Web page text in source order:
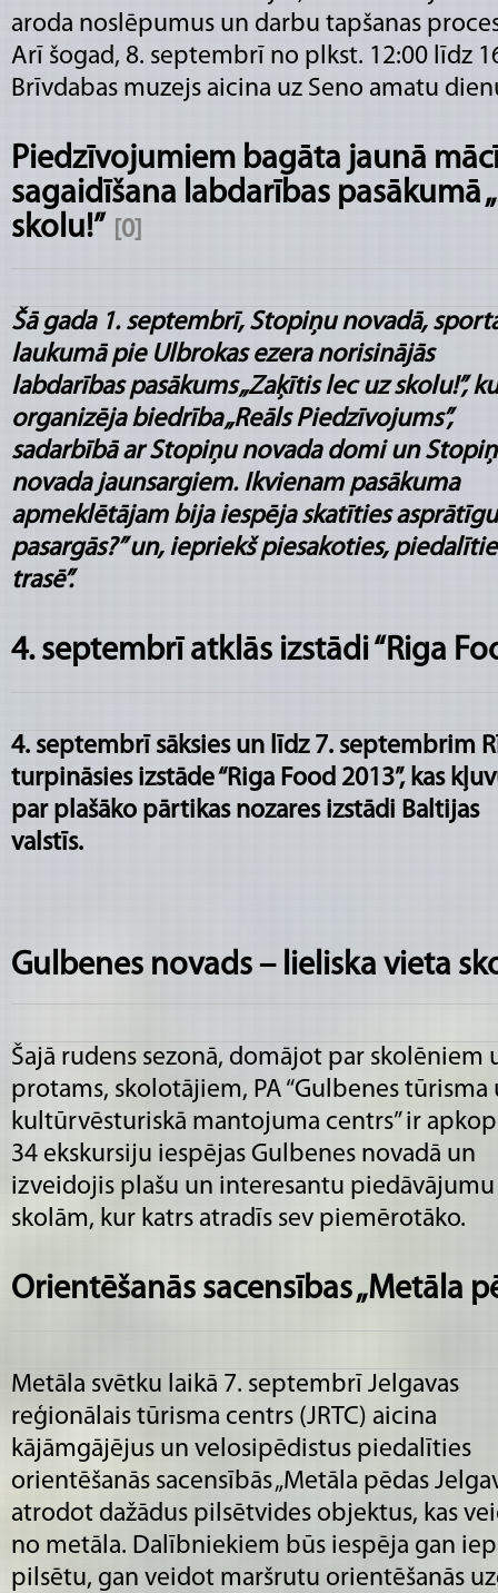
aroda noslēpumus un darbu tapšanas
Arī šogad, 8. septembrī no plkst. 12:00 līdz
Brīvdabas muzejs aicina uz Seno amatu
Piedzīvojumiem bagāta jaunā
sagaidīšana labdarības pasākumā
skolu!”
[0]
Šā gada 1. septembrī, Stopiņu novadā,
laukumā pie Ulbrokas ezera norisinājās
labdarības pasākums „Zaķītis lec uz skolu!”,
organizēja biedrība „Reāls Piedzīvojums”,
sadarbībā ar Stopiņu novada domi un
novada jaunsargiem. Ikvienam pasākuma
apmeklētājam bija iespēja skatīties
pasargās?” un, iepriekš piesakoties,
trasē”.
4. septembrī atklās izstādi “Riga
4. septembrī sāksies un līdz 7. septembrim
turpināsies izstāde “Riga Food 2013”, kas
par plašāko pārtikas nozares izstādi Baltijas
valstīs.
Gulbenes novads – lieliska vieta
Šajā rudens sezonā, domājot par skolēniem
protams, skolotājiem, PA “Gulbenes tūrisma
kultūrvēsturiskā mantojuma centrs” ir
34 ekskursiju iespējas Gulbenes novadā un
izveidojis plašu un interesantu piedāvājumu
skolām, kur katrs atradīs sev piemērotāko.
Orientēšanās sacensības „Metāla
Metāla svētku laikā 7. septembrī Jelgavas
reģionālais tūrisma centrs (JRTC) aicina
kājāmgājējus un velosipēdistus piedalīties
orientēšanās sacensībās „Metāla pēdas
atrodot dažādus pilsētvides objektus, kas
no metāla. Dalībniekiem būs iespēja gan
pilsētu, gan veidot maršrutu orientēšanās